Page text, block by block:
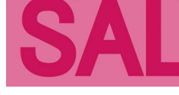
LADIES : レディース
DENIM : デニム
PANTS/SKIRT : パンツ・スカート